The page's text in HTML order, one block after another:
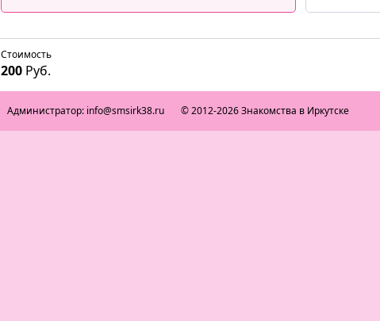
Стоимость
200 Руб.
Администратор: info@smsirk38.ru © 2012-2026 Знакомства в Иркутске